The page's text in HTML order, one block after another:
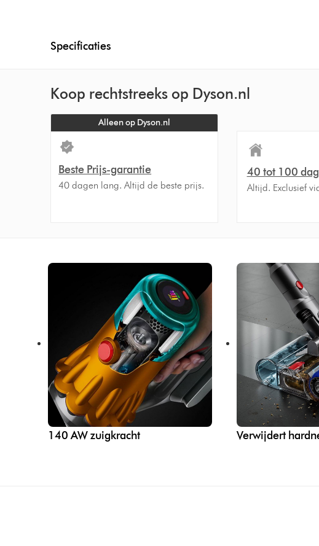
Specificaties
Koop rechtstreeks op Dyson.nl
Alleen op Dyson.nl
Beste Prijs-garantie
40 dagen lang. Altijd de beste prijs.
40 tot 100
Altijd. Exclusief
140 AW zuigkracht Verwijdert